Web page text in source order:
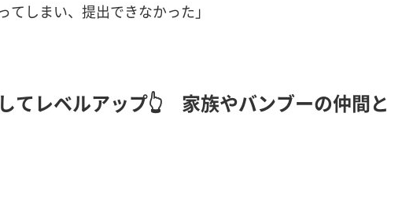
てしまい、提出できなかった」
てレベルアップ👆 家族やバンブーの仲間と